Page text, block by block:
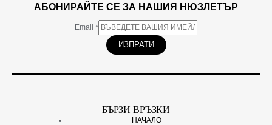
АБОНИРАЙТЕ СЕ ЗА НАШИЯ НЮЗЛЕТЪР
Email *
ИЗПРАТИ
БЪРЗИ ВРЪЗКИ
НАЧАЛО